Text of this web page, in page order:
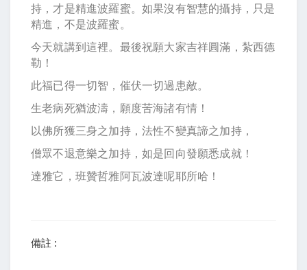
持，才是精進波羅蜜。如果沒有智慧的攝持，只是
精進，不是波羅蜜。
今天就講到這裡。最後祝願大家吉祥圓滿，紮西德
勒！
此福已得一切智，催伏一切過患敵。
生老病死猶波濤，願度苦海諸有情！
以佛所獲三身之加持，法性不變真諦之加持，
僧眾不退意樂之加持，如是回向發願悉成就！
達雅它，班贊哲雅阿瓦波達呢耶所哈！
備註 :